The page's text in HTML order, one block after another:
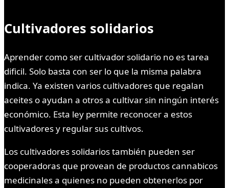
Cultivadores solidarios
Aprender como ser cultivador solidario no es tarea
dificil. Solo basta con ser lo que la misma palabra
indica. Ya existen varios cultivadores que regalan
aceites o ayudan a otros a cultivar sin ningún interés
económico. Esta ley permite reconocer a estos
cultivadores y regular sus cultivos.
Los cultivadores solidarios también pueden ser
cooperadoras que provean de productos cannabicos
medicinales a quienes no pueden obtenerlos por